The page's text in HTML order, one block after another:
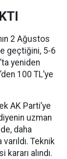
2 Ağustos
geçtiğini, 5-6
yeniden
100 TL’ye
AK Parti’ye
uzman
daha
Teknik
alındı.